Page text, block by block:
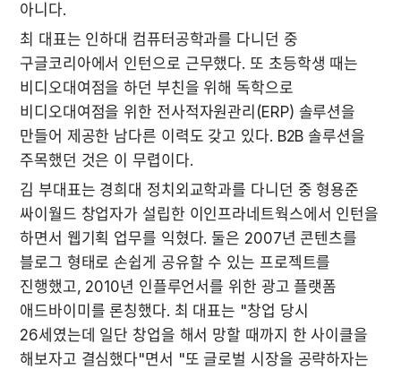
아니다.
최 대표는 인하대 컴퓨터공학과를 다니던 중
구글코리아에서 인턴으로 근무했다. 또 초등학생 때는
비디오대여점을 하던 부친을 위해 독학으로
비디오대여점을 위한 전사적자원관리(ERP) 솔루션을
만들어 제공한 남다른 이력도 갖고 있다. B2B 솔루션을
주목했던 것은 이 무렵이다.
김 부대표는 경희대 정치외교학과를 다니던 중 형용준
싸이월드 창업자가 설립한 이인프라네트웍스에서 인턴을
하면서 웹기획 업무를 익혔다. 둘은 2007년 콘텐츠를
블로그 형태로 손쉽게 공유할 수 있는 프로젝트를
진행했고, 2010년 인플루언서를 위한 광고 플랫폼
애드바이미를 론칭했다. 최 대표는 "창업 당시
26세였는데 일단 창업을 해서 망할 때까지 한 사이클을
해보자고 결심했다"면서 "또 글로벌 시장을 공략하자는